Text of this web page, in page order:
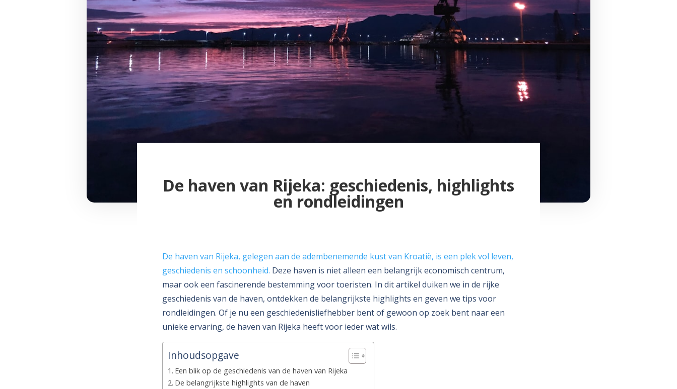
De haven van Rijeka: geschiedenis, highlights
en rondleidingen
De haven van Rijeka, gelegen aan de adembenemende kust van Kroatië, is een plek vol leven,
geschiedenis en schoonheid. Deze haven is niet alleen een belangrijk economisch centrum,
maar ook een fascinerende bestemming voor toeristen. In dit artikel duiken we in de rijke
geschiedenis van de haven, ontdekken de belangrijkste highlights en geven we tips voor
rondleidingen. Of je nu een geschiedenisliefhebber bent of gewoon op zoek bent naar een
unieke ervaring, de haven van Rijeka heeft voor ieder wat wils.
Inhoudsopgave
Een blik op de geschiedenis van de haven van Rijeka
De belangrijkste highlights van de haven